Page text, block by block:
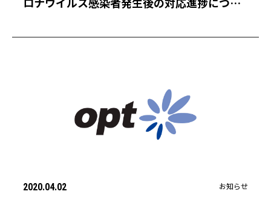
2020.04.02 お知らせ